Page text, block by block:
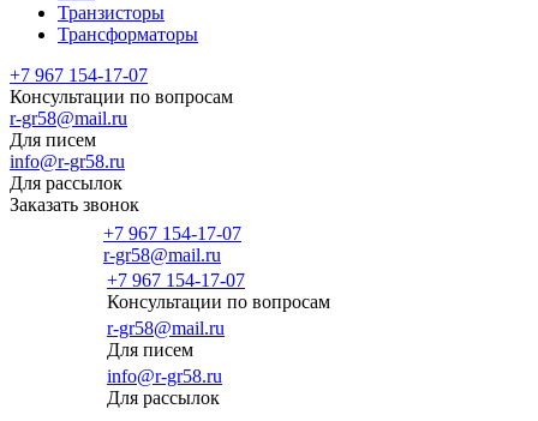
Транзисторы
Трансформаторы
+7 967 154-17-07
Консультации по вопросам
r-gr58@mail.ru
Для писем
info@r-gr58.ru
Для рассылок
Заказать звонок
+7 967 154-17-07
r-gr58@mail.ru
+7 967 154-17-07
Консультации по вопросам
r-gr58@mail.ru
Для писем
info@r-gr58.ru
Для рассылок